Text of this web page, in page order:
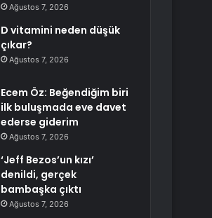
Ağustos 7, 2026
D vitamini neden düşük
çıkar?
Ağustos 7, 2026
Ecem Öz: Beğendiğim biri
ilk buluşmada eve davet
ederse giderim
Ağustos 7, 2026
‘Jeff Bezos’un kızı’
denildi, gerçek
bambaşka çıktı
Ağustos 7, 2026